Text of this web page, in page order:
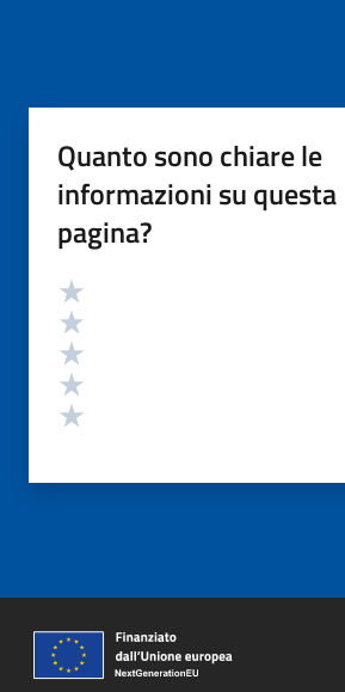
Quanto sono chiare le
informazioni su questa
pagina?
Valutazione